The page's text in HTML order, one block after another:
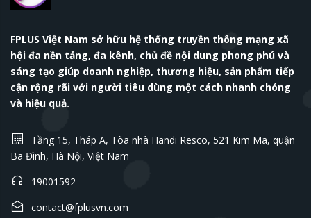
FPLUS Việt Nam sở hữu hệ thống truyền thông mạng xã
hội đa nền tảng, đa kênh, chủ đề nội dung phong phú và
sáng tạo giúp doanh nghiệp, thương hiệu, sản phẩm tiếp
cận rộng rãi với người tiêu dùng một cách nhanh chóng
và hiệu quả.
Tầng 15, Tháp A, Tòa nhà Handi Resco, 521 Kim Mã, quận
Ba Đình, Hà Nội, Việt Nam
19001592
contact@fplusvn.com